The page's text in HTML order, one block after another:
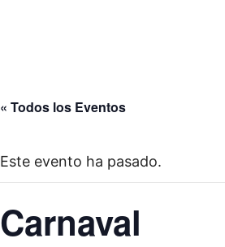
« Todos los Eventos
Este evento ha pasado.
Carnaval